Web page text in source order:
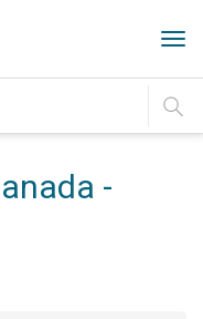
IR
-